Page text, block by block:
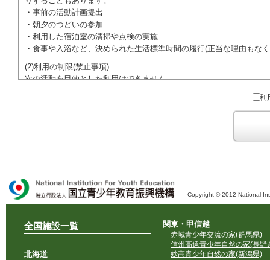
・事前の活動計画提出
・朝夕のつどいの参加
・利用した宿泊室の清掃や点検の実施
・食事や入浴など、決められた生活標準時間の履行(正当な理由も
(2)利用の制限(禁止事項)
次の活動を目的とした利用はできません。
●特定の政党を支持、またはこれに反対するための政治教育その他の
●特定の宗教を支持、またはこれに反対するための宗教教育その他
域での勧誘活動を行ったり、自らの団体の活動をアピールする活動等)
利
Copyright © 2012 National
全国施設一覧
北海道
関東・甲信越
赤城青少年交流の家(群馬県)
信州高遠青少年自然の家(長野
妙高青少年自然の家(新潟県)